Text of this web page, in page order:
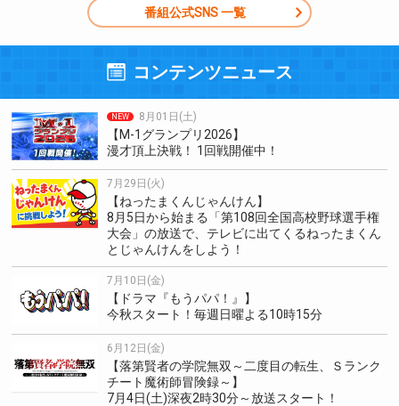
番組公式SNS 一覧
コンテンツニュース
NEW 8月01日(土)
【M-1グランプリ2026】
漫才頂上決戦！ 1回戦開催中！
7月29日(火)
【ねったまくんじゃんけん】
8月5日から始まる「第108回全国高校野球選手権
大会」の放送で、テレビに出てくるねったまくん
とじゃんけんをしよう！
7月10日(金)
【ドラマ『もうパパ！』】
今秋スタート！毎週日曜よる10時15分
6月12日(金)
【落第賢者の学院無双～二度目の転生、Ｓランク
チート魔術師冒険録～】
7月4日(土)深夜2時30分～放送スタート！